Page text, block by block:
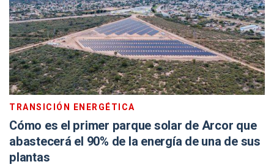
TRANSICIÓN ENERGÉTICA
Cómo es el primer parque solar de Arcor que
abastecerá el 90% de la energía de una de sus
plantas